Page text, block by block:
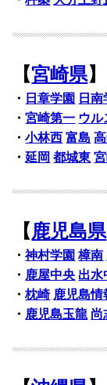
【宮崎県】
・ 日章学園 日南
・宮崎第一 ウル
・小林西 富島
・延岡 都城東
【鹿児島県
・神村学園 樟南
・ 鹿屋中央 出水
・枕崎 鹿児島情
・ 鹿児島玉龍 尚